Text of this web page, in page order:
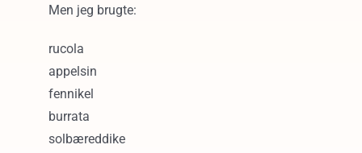
Men jeg brugte:
rucola
appelsin
fennikel
burrata
solbæreddike